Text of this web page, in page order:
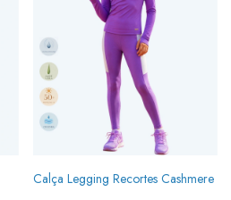
Calça Legging Recortes Cashmere